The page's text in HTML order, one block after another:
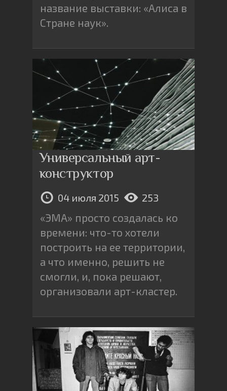
название выставки: «Алиса в
Стране наук».
Универсальный арт-
конструктор
04 июля 2015 253
«ЭМА» просто создалась ко
времени: что-то хотели
построить на ее территории,
а что именно, решить не
смогли, и, пока решают,
организовали арт-кластер.